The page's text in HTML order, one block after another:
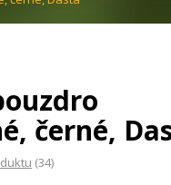
černé,
(34)